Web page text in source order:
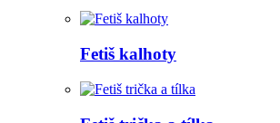
Fetiš kalhoty